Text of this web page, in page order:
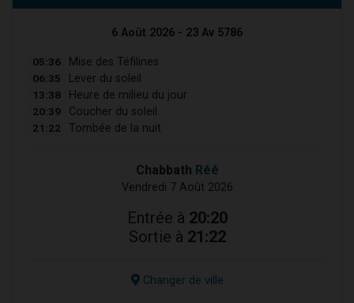
6 Août 2026 - 23 Av 5786
05:36 Mise des Téfilines
06:35 Lever du soleil
13:38 Heure de milieu du jour
20:39 Coucher du soleil
21:22 Tombée de la nuit
Chabbath Réé
Vendredi 7 Août 2026
Entrée à 20:20
Sortie à 21:22
Changer de ville